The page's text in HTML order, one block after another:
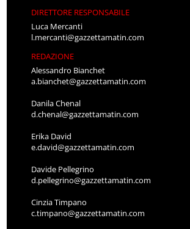
DIRETTORE RESPONSABILE
Luca Mercanti
l.mercanti@gazzettamatin.com
REDAZIONE
Alessandro Bianchet
a.bianchet@gazzettamatin.com
Danila Chenal
d.chenal@gazzettamatin.com
Erika David
e.david@gazzettamatin.com
Davide Pellegrino
d.pellegrino@gazzettamatin.com
Cinzia Timpano
c.timpano@gazzettamatin.com